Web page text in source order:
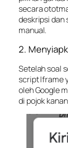
secara
deskripsi dan
manual.
2.
Setelah soal
script Iframe
oleh Google
di pojok